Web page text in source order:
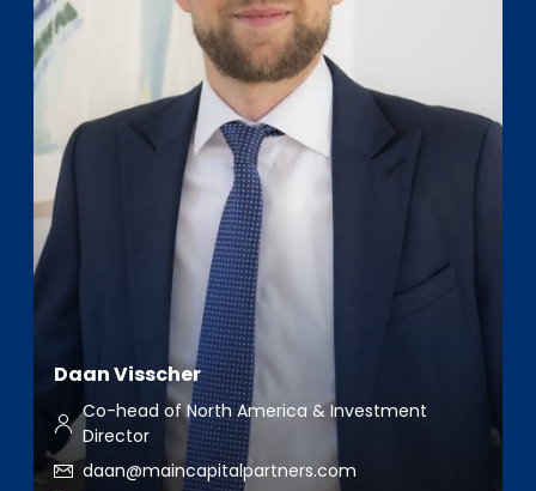
Daan Visscher
Co-head of North America & Investment
Director
daan@maincapitalpartners.com